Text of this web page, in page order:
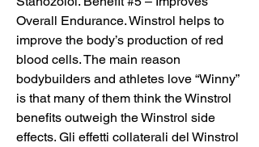
Overall Endurance. Winstrol helps to
improve the body’s production of red
blood cells. The main reason
bodybuilders and athletes love “Winny”
is that many of them think the Winstrol
benefits outweigh the Winstrol side
effects. Gli effetti collaterali del Winstrol